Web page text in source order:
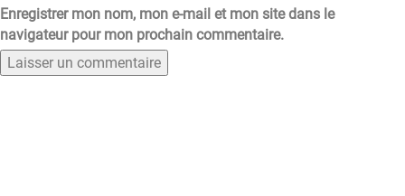
Enregistrer mon nom, mon e-mail et mon site dans le
navigateur pour mon prochain commentaire.